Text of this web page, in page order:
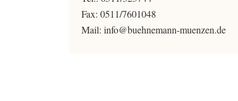
Fax: 0511/7601048
Mail: info@buehnemann-muenzen.de